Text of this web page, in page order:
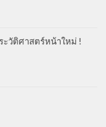
ะวัติศาสตร์หน้าใหม่ !